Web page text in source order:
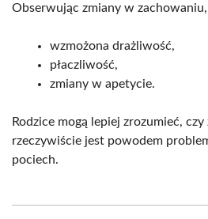
Obserwując zmiany w
wzmożona drażliwość,
płaczliwość,
zmiany w apetycie.
Rodzice mogą lepiej zrozumieć,
rzeczywiście jest powodem
pociech.